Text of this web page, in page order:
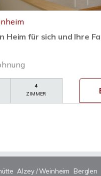
Heim für sich und Ihre
4
ZIMMER
Alzey / Weinheim
Berglen